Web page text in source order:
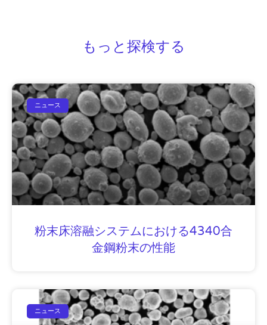
もっと探検する
ニュース
粉末床溶融システムにおける4340合
金鋼粉末の性能
ニュース